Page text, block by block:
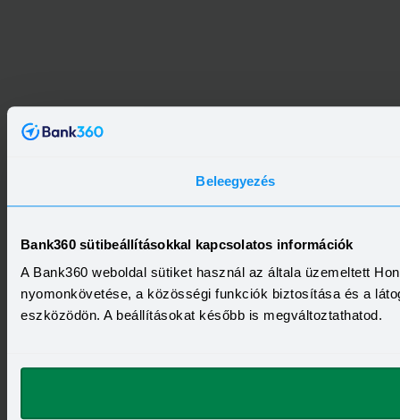
Beleegyezés
Bank360 sütibeállításokkal kapcsolatos információk
A Bank360 weboldal sütiket használ az általa üzemeltett
nyomonkövetése, a közösségi funkciók biztosítása és a
eszközödön. A beállításokat később is megváltoztathatod.